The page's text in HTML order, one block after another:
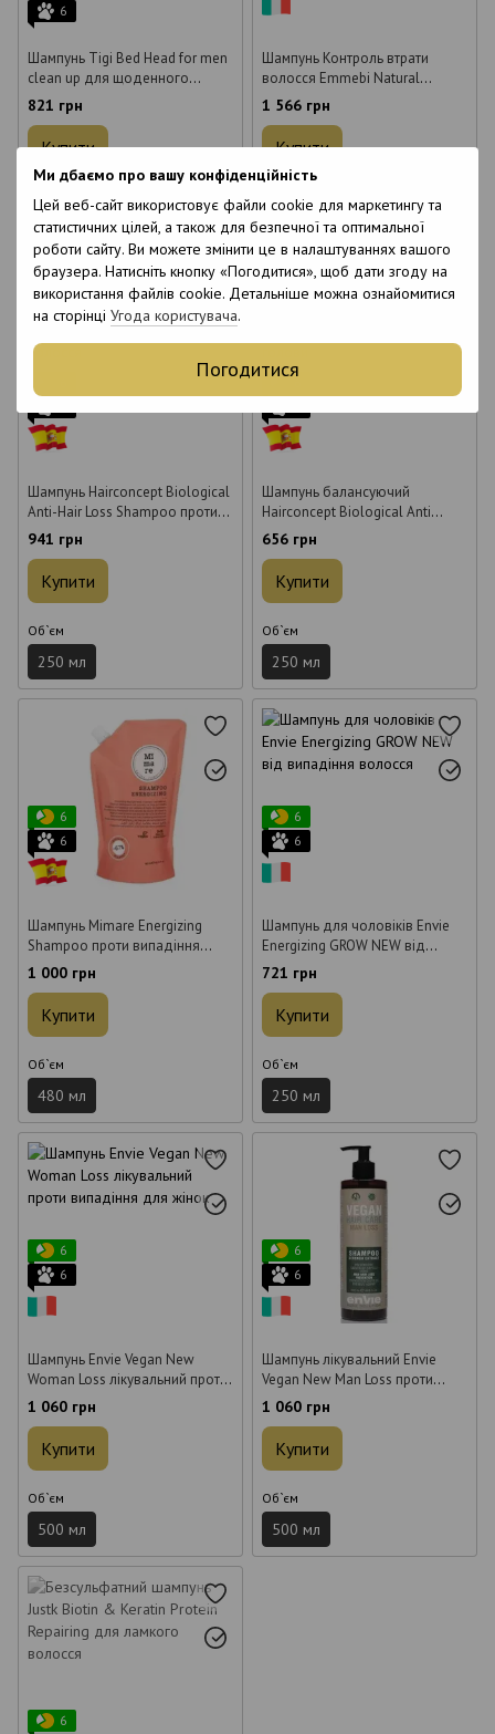
Ми дбаємо про вашу конфіденційність
Цей веб-сайт використовує файли cookie для маркетингу та
статистичних цілей, а також для безпечної та оптимальної
роботи сайту. Ви можете змінити це в налаштуваннях вашого
браузера. Натисніть кнопку «Погодитися», щоб дати згоду на
використання файлів cookie. Детальніше можна ознайомитися
на сторінці Угода користувача.
Погодитися
6
Шампунь Tigi Bed Head for men
clean up для щоденного
використання 250 мл
821 грн
Купити
Об`єм
250 мл 750 мл
Шампунь Контроль втрати
волосся Emmebi Natural
Solution Hair Loss Remedy 1000
1 566 грн
Купити
Об`єм
1000 мл 250 мл
Шампунь Hairconcept Biological
Anti-Hair Loss Shampoo проти
випадіння волосся 250 мл
941 грн
Купити
Об`єм
250 мл
Шампунь балансуючий
Hairconcept Biological Anti
Grease для жирної шкіри
голови 250 мл
656 грн
Купити
Об`єм
250 мл
6
6
Шампунь Mimare Energizing
Shampoo проти випадіння
волосся 480 мл
1 000 грн
Купити
Об`єм
480 мл
6
6
Шампунь для чоловіків Envie
Energizing GROW NEW від
випадіння волосся 250 мл
721 грн
Купити
Об`єм
250 мл
6
6
Шампунь Envie Vegan New
Woman Loss лікувальний проти
випадіння для жінок 500 мл
1 060 грн
Купити
Об`єм
500 мл
6
6
Шампунь лікувальний Envie
Vegan New Man Loss проти
випадіння для чоловіків 500
1 060 грн
Купити
Об`єм
500 мл
6